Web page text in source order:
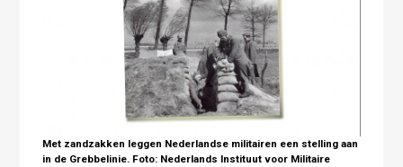
Met zandzakken leggen Nederlandse militairen een stelling aan
in de Grebbelinie. Foto: Nederlands Instituut voor Militaire